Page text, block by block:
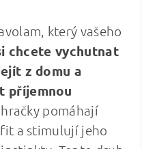
který vašeho
chcete vychutnat
z domu a
příjemnou
pomáhají
a stimulují jeho